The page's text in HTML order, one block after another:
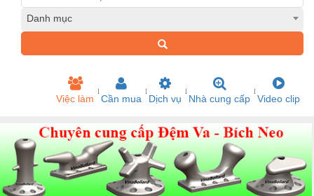
Danh mục
Việc làm Cần mua Dịch vụ Nhà cung cấp Video clip